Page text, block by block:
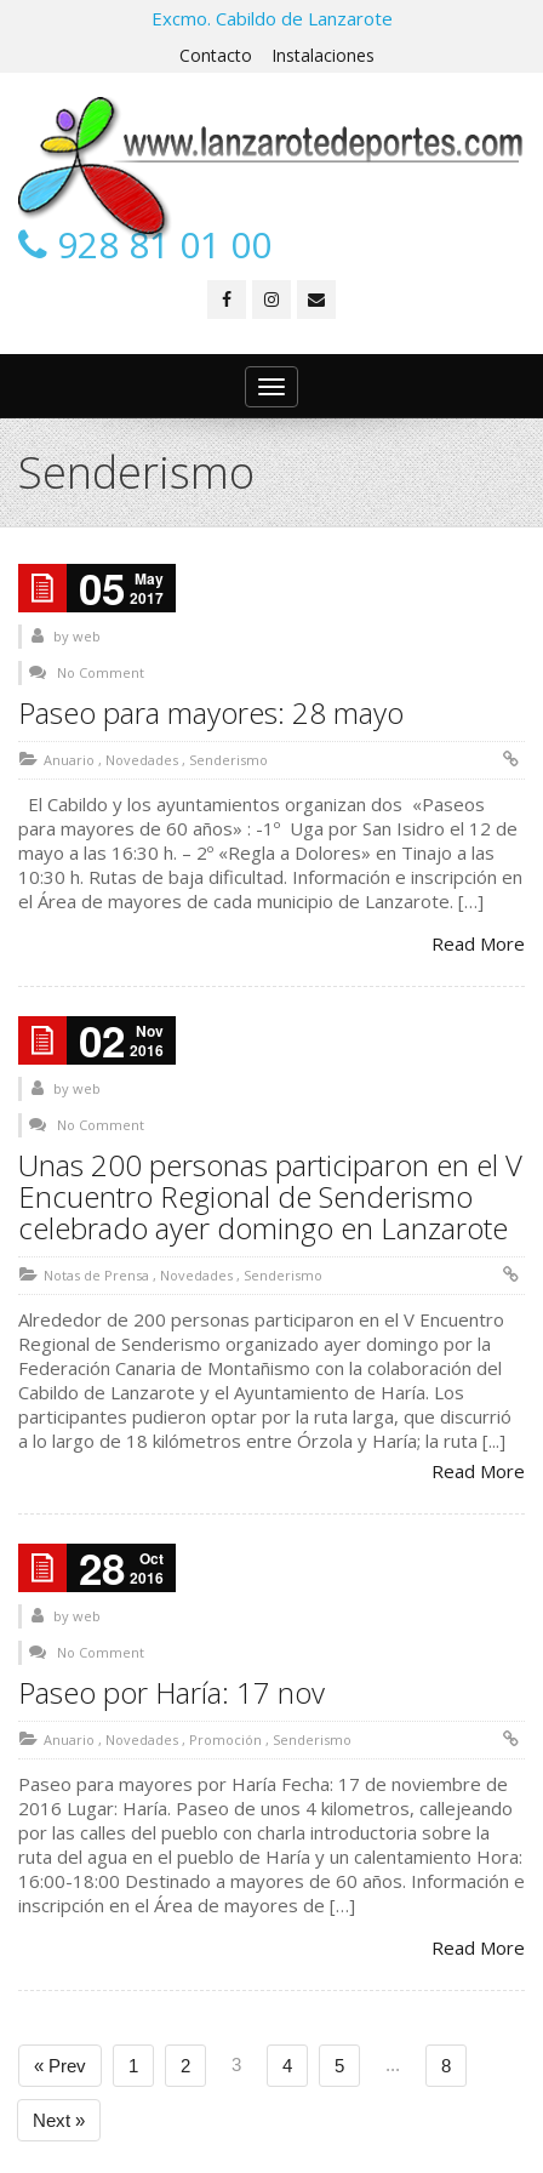
Excmo. Cabildo de Lanzarote
Contacto Instalaciones
928 81 01 00
Toggle
navigation
Senderismo
05 May
2017
by web
No Comment
Paseo para mayores: 28 mayo
Anuario , Novedades , Senderismo
El Cabildo y los ayuntamientos organizan dos «Paseos
para mayores de 60 años» : -1º Uga por San Isidro el 12 de
mayo a las 16:30 h. – 2º «Regla a Dolores» en Tinajo a las
10:30 h. Rutas de baja dificultad. Información e inscripción en
el Área de mayores de cada municipio de Lanzarote. […]
Read More
02 Nov
2016
by web
No Comment
Unas 200 personas participaron en el V
Encuentro Regional de Senderismo
celebrado ayer domingo en Lanzarote
Notas de Prensa , Novedades , Senderismo
Alrededor de 200 personas participaron en el V Encuentro
Regional de Senderismo organizado ayer domingo por la
Federación Canaria de Montañismo con la colaboración del
Cabildo de Lanzarote y el Ayuntamiento de Haría. Los
participantes pudieron optar por la ruta larga, que discurrió
a lo largo de 18 kilómetros entre Órzola y Haría; la ruta [...]
Read More
28
Oct
2016
by web
No Comment
Paseo por Haría: 17 nov
Anuario , Novedades , Promoción , Senderismo
Paseo para mayores por Haría Fecha: 17 de noviembre de
2016 Lugar: Haría. Paseo de unos 4 kilometros, callejeando
por las calles del pueblo con charla introductoria sobre la
ruta del agua en el pueblo de Haría y un calentamiento Hora:
16:00-18:00 Destinado a mayores de 60 años. Información e
inscripción en el Área de mayores de […]
Read More
« Prev 1 2 3 4 5 ... 8
Next »